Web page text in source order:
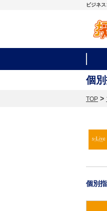
ビジネ
個
TOP >
個別